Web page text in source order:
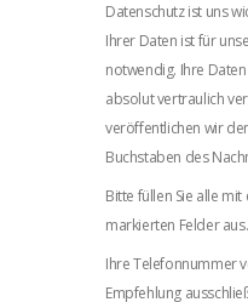
Datenschutz ist uns
Ihrer Daten ist für
notwendig. Ihre
absolut vertraulich
veröffentlichen wir
Buchstaben des
Bitte füllen Sie alle
markierten Felder aus.
Ihre Telefonnummer
Empfehlung